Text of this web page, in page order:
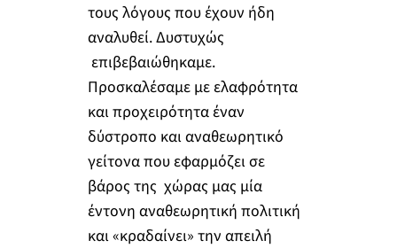
τους λόγους που έχουν ήδη
αναλυθεί. Δυστυχώς
επιβεβαιώθηκαμε.
Προσκαλέσαμε με ελαφρότητα
και προχειρότητα έναν
δύστροπο και αναθεωρητικό
γείτονα που εφαρμόζει σε
βάρος της χώρας μας μία
έντονη αναθεωρητική πολιτική
και «κραδαίνει» την απειλή